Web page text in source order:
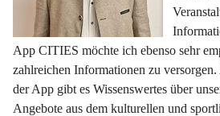
App CITIES möchte ich ebenso sehr
zahlreichen Informationen zu
der App gibt es Wissenswertes über
Angebote aus dem kulturellen und